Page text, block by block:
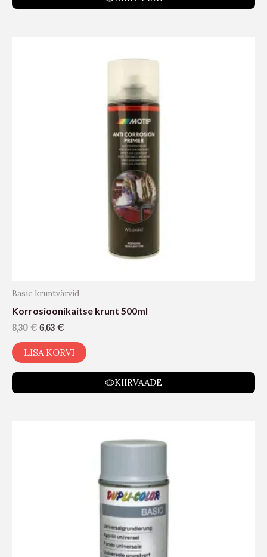
Basic kruntvärvid
Korrosioonikaitse krunt 500ml
8,30€ 6,63 €
LISA KORVI
KIIRVAADE